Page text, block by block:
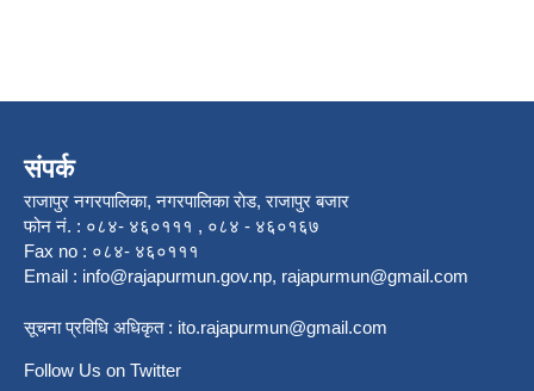
संपर्क
राजापुर नगरपालिका, नगरपालिका राेड, राजापुर बजार
फोन नं. : ०८४- ४६०१११ , ०८४ - ४६०१६७
Fax no : ०८४- ४६०१११
Email : info@rajapurmun.gov.np, rajapurmun@gmail.com
सूचना प्रविधि अधिकृत : ito.rajapurmun@gmail.com
Follow Us on Twitter